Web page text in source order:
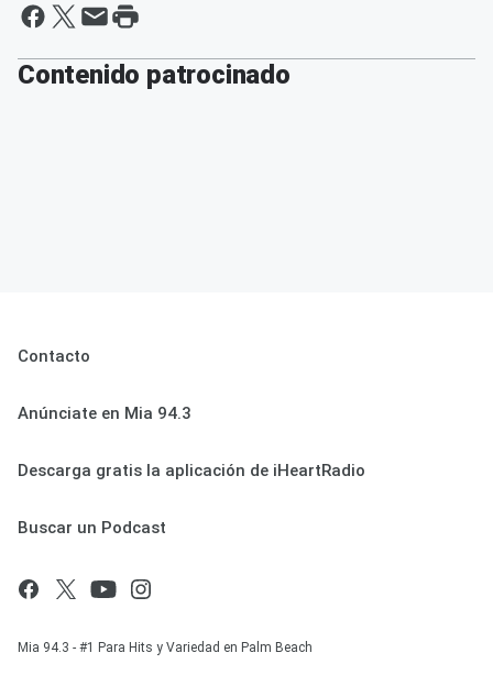
Contenido patrocinado
Contacto
Anúnciate en Mia 94.3
Descarga gratis la aplicación de iHeartRadio
Buscar un Podcast
Mia 94.3 - #1 Para Hits y Variedad en Palm Beach